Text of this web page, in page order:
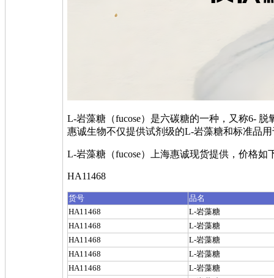
L-岩藻糖（fucose）是六碳糖的一种，又称6-
惠诚生物不仅提供试剂级的L-岩藻糖和标准品
L-岩藻糖（fucose）上海惠诚现货提供，价格如
HA11468
货号
品名
HA11468
L-岩藻糖
HA11468
L-岩藻糖
HA11468
L-岩藻糖
HA11468
L-岩藻糖
HA11468
L-岩藻糖